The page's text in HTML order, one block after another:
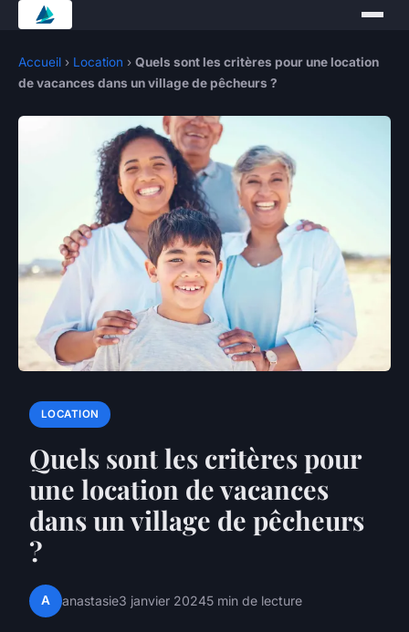
Accueil › Location › Quels sont les critères pour une location
de vacances dans un village de pêcheurs ?
LOCATION
Quels sont les critères pour
une location de vacances
dans un village de pêcheurs
?
A anastasie3 janvier 20245 min de lecture